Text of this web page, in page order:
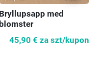
Bryllupsapp med
blomster
45,90 € za szt/kupon